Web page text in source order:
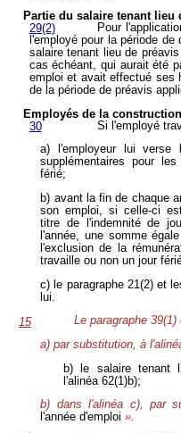
Partie du salaire tenant lieu
29(2)
Pour
l'employé pour la période
salaire tenant lieu de
cas échéant, qui aurait été
emploi et avait effectué ses
de la période de préavis
Employés de la construction
30
Si l'employé
a) l'employeur lui verse
supplémentaires pour
férié;
b) avant la fin de chaque
son emploi, si celle-ci
titre de l'indemnité de
l'année, une somme
l'exclusion de la
travaille ou non un jour
c) le paragraphe 21(2) et
lui.
15
Le paragraphe
a) par substitution, à
b) le salaire tenant
l'alinéa 62(1)b);
b) dans l'alinéa c), par
l'année d'emploi ».